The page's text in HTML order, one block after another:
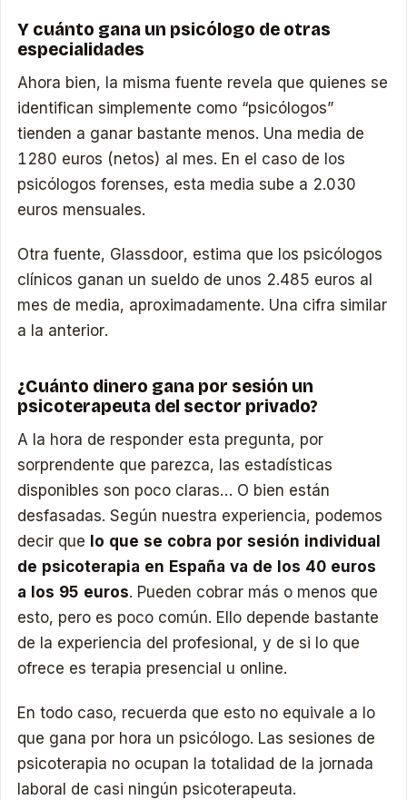
Y cuánto gana un psicólogo de otras
especialidades
Ahora bien, la misma fuente revela que quienes se
identifican simplemente como “psicólogos”
tienden a ganar bastante menos. Una media de
1280 euros (netos) al mes. En el caso de los
psicólogos forenses, esta media sube a 2.030
euros mensuales.
Otra fuente, Glassdoor, estima que los psicólogos
clínicos ganan un sueldo de unos 2.485 euros al
mes de media, aproximadamente. Una cifra similar
a la anterior.
¿Cuánto dinero gana por sesión un
psicoterapeuta del sector privado?
A la hora de responder esta pregunta, por
sorprendente que parezca, las estadísticas
disponibles son poco claras… O bien están
desfasadas. Según nuestra experiencia, podemos
decir que lo que se cobra por sesión individual
de psicoterapia en España va de los 40 euros
a los 95 euros. Pueden cobrar más o menos que
esto, pero es poco común. Ello depende bastante
de la experiencia del profesional, y de si lo que
ofrece es terapia presencial u online.
En todo caso, recuerda que esto no equivale a lo
que gana por hora un psicólogo. Las sesiones de
psicoterapia no ocupan la totalidad de la jornada
laboral de casi ningún psicoterapeuta.